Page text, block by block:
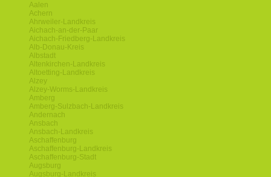
Aalen
Achern
Ahrweiler-Landkreis
Aichach-an-der-Paar
Aichach-Friedberg-Landkreis
Alb-Donau-Kreis
Albstadt
Altenkirchen-Landkreis
Altoetting-Landkreis
Alzey
Alzey-Worms-Landkreis
Amberg
Amberg-Sulzbach-Landkreis
Andernach
Ansbach
Ansbach-Landkreis
Aschaffenburg
Aschaffenburg-Landkreis
Aschaffenburg-Stadt
Augsburg
Augsburg-Landkreis